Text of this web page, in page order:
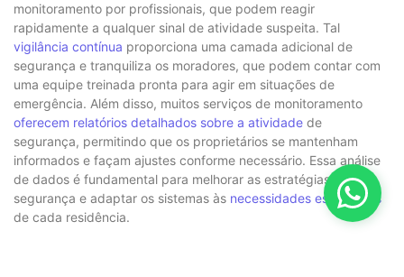
monitoramento por profissionais, que podem reagir
rapidamente a qualquer sinal de atividade suspeita. Tal
vigilância contínua proporciona uma camada adicional de
segurança e tranquiliza os moradores, que podem contar com
uma equipe treinada pronta para agir em situações de
emergência. Além disso, muitos serviços de monitoramento
oferecem relatórios detalhados sobre a atividade de
segurança, permitindo que os proprietários se mantenham
informados e façam ajustes conforme necessário. Essa análise
de dados é fundamental para melhorar as estratégias de
segurança e adaptar os sistemas às necessidades específicas
de cada residência.